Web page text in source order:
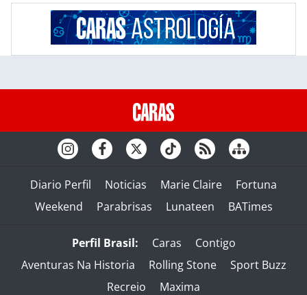
Diario Perfil Noticias Marie Claire
Fortuna
Weekend
Parabrisas Lunateen BATimes
Perfil Brasil: Caras
Contigo
Aventuras Na Historia
Rolling Stone
Sport Buzz
Recreio
Maxima